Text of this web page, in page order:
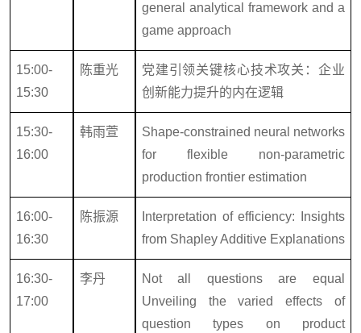
general analytical framework and a
game approach
15:00-
15:30
陈重光
党建引领关键核心技术攻关：企业
创新能力提升的内在逻辑
15:30-
16:00
韩雨萱
Shape-constrained neural networks
for flexible non-parametric
production frontier estimation
16:00-
16:30
陈振源
Interpretation of efficiency: Insights
from Shapley Additive Explanations
16:30-
17:00
李丹
Not all questions are equal
Unveiling the varied effects of
question types on product